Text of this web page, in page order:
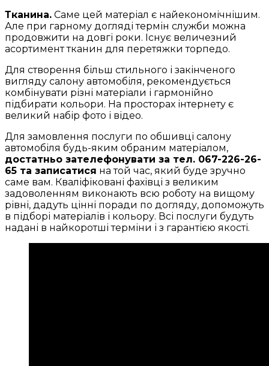
Тканина. Саме цей матеріал є найекономічнішим.
Але при гарному догляді термін служби можна
продовжити на довгі роки. Існує величезний
асортимент тканин для перетяжки торпедо.
Для створення більш стильного і закінченого
вигляду салону автомобіля, рекомендується
комбінувати різні матеріали і гармонійно
підбирати кольори. На просторах інтернету є
великий набір фото і відео.
Для замовлення послуги по обшивці салону
автомобіля будь-яким обраним матеріалом,
достатньо зателефонувати за тел. 067-226-26-
65 та записатися на той час, який буде зручно
саме вам. Кваліфіковані фахівці з великим
задоволенням виконають всю роботу на вищому
рівні, дадуть цінні поради по догляду, допоможуть
в підборі матеріалів і кольору. Всі послуги будуть
надані в найкоротші терміни і з гарантією якості.